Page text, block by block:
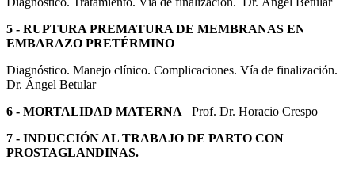
5 - RUPTURA PREMATURA DE MEMBRANAS EN
EMBARAZO PRETÉRMINO
Diagnóstico. Manejo clínico. Complicaciones. Vía de finalización.
Dr. Ángel Betular
6 - MORTALIDAD MATERNA Prof. Dr. Horacio Crespo
7 - INDUCCIÓN AL TRABAJO DE PARTO CON
PROSTAGLANDINAS.